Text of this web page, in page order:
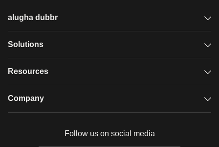
alugha dubbr
Overview
Glossary
Solutions
GDPR video hosting
Resources
Case studies
Company
Follow us on social media